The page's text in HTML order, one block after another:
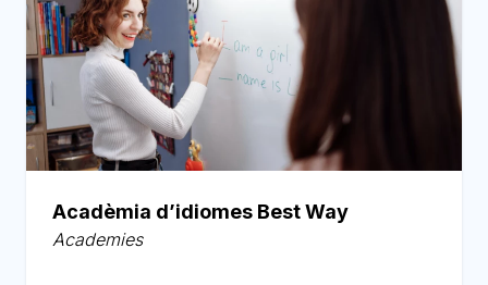
Acadèmia d’idiomes Best Way
Academies